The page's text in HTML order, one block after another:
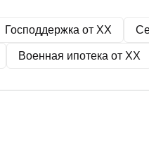
Господдержка от XX
Военная ипотека от XX